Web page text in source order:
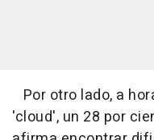
Por otro lado, a
'cloud', un 28 por